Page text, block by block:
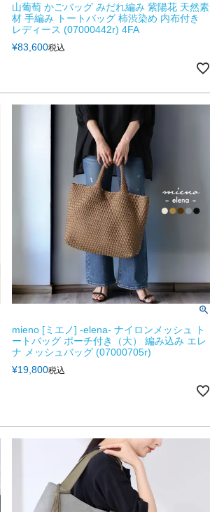
山葡萄 かごバッグ みだれ編み 紫陽花 天然素
材 手編み トートバッグ 柿渋染め 内布付き
レディース (07000442r) 4FA
¥83,600税込
mieno [ミエノ] -elena- ナイロンメッシュ ト
ートバッグ ポーチ付き（大） 編み込み エレ
ナ メッシュバッグ (07000705r)
¥19,800税込